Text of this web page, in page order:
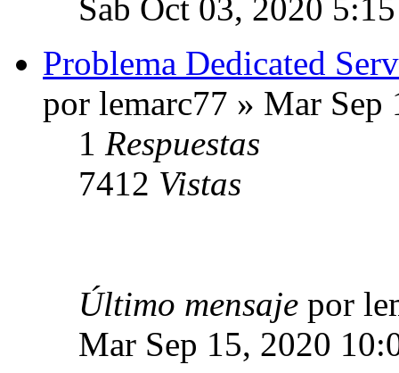
Sab Oct 03, 2020
Problema Dedicated
por lemarc77 » Mar Sep
1 Respuestas
7412 Vistas
Último mensaje por
Mar Sep 15, 2020